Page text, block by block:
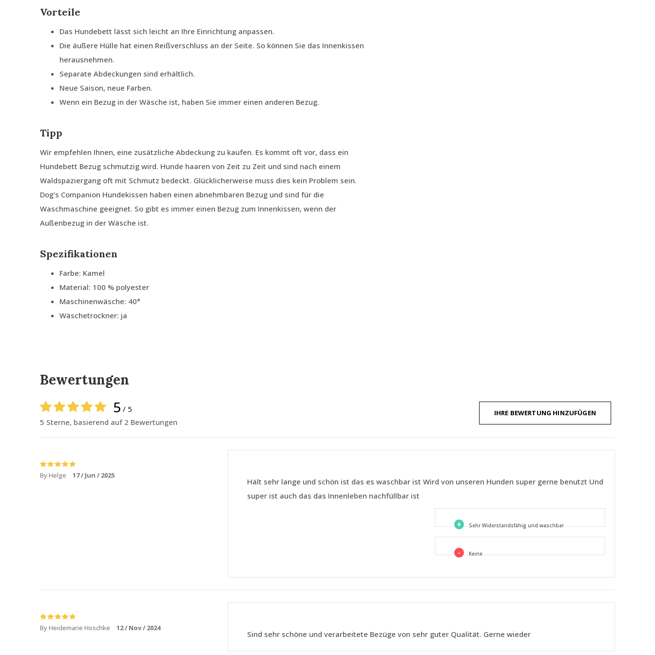
Vorteile
Das Hundebett lässt sich leicht an Ihre Einrichtung anpassen.
Die äußere Hülle hat einen Reißverschluss an der Seite. So können Sie das Innenkissen
herausnehmen.
Separate Abdeckungen sind erhältlich.
Neue Saison, neue Farben.
Wenn ein Bezug in der Wäsche ist, haben Sie immer einen anderen Bezug.
Tipp
Wir empfehlen Ihnen, eine zusätzliche Abdeckung zu kaufen. Es kommt oft vor, dass ein
Hundebett Bezug schmutzig wird. Hunde haaren von Zeit zu Zeit und sind nach einem
Waldspaziergang oft mit Schmutz bedeckt. Glücklicherweise muss dies kein Problem sein.
Dog's Companion Hundekissen haben einen abnehmbaren Bezug und sind für die
Waschmaschine geeignet. So gibt es immer einen Bezug zum Innenkissen, wenn der
Außenbezug in der Wäsche ist.
Spezifikationen
Farbe: Kamel
Material: 100 % polyester
Maschinenwäsche: 40°
Wäschetrockner: ja
Bewertungen
5 / 5
5 Sterne, basierend auf 2 Bewertungen
IHRE BEWERTUNG HINZUFÜGEN
By Helge 17 / Jun / 2025
Hält sehr lange und schön ist das es waschbar ist Wird von unseren Hunden super gerne benutzt Und
super ist auch das das Innenleben nachfüllbar ist
+ Sehr Widerstandsfähig und waschbar
- Keine
By Heidemarie Hoschke 12 / Nov / 2024
Sind sehr schöne und verarbeitete Bezüge von sehr guter Qualität. Gerne wieder